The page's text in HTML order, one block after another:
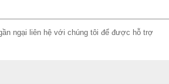
ngại liên hệ với chúng tôi để được hỗ trợ